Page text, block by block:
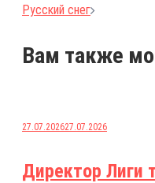
по
записям
Русский снег
Вам также
27.07.202627.07.2026
Директор Лиги